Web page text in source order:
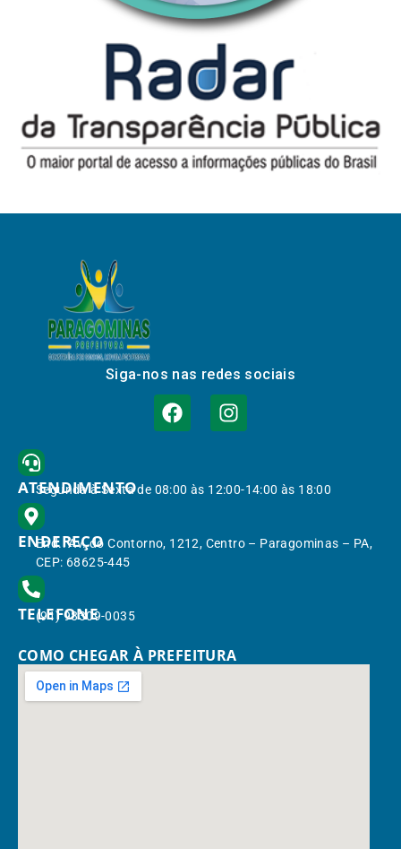
Siga-nos nas redes sociais
ATENDIMENTO
Segunda à Sexta de 08:00 às 12:00-14:00 às 18:00
ENDEREÇO
End.: Av. do Contorno, 1212, Centro – Paragominas – PA,
CEP: 68625-445
TELEFONE
(91) 98309-0035
COMO CHEGAR À PREFEITURA